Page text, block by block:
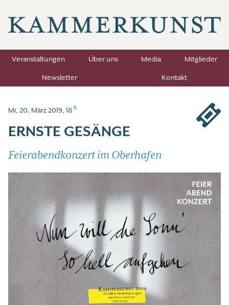
Veranstaltungen Über uns Media
Mitglieder
Newsletter
Kontakt
Mi, 20. März 2019, 18 h
ERNSTE GESÄNGE
Feierabendkonzert im Oberhafen